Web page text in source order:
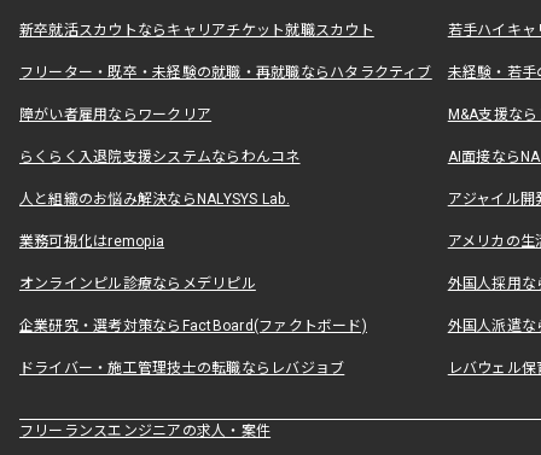
新卒就活スカウトならキャリアチケット就職スカウト 若手ハイキ
フリーター・既卒・未経験の就職・再就職ならハタラクティブ 未経験・若手
障がい者雇用ならワークリア M&A支援な
らくらく入退院支援システムならわんコネ AI面接なら
人と組織のお悩み解決ならNALYSYS Lab. アジャイル
業務可視化はremopia アメリカの
オンラインピル診療ならメデリピル 外国人採用
企業研究・選考対策ならFactBoard(ファクトボード) 外国人派遣な
ドライバー・施工管理技士の転職ならレバジョブ レバウェル
フリーランスエンジニアの求人・案件